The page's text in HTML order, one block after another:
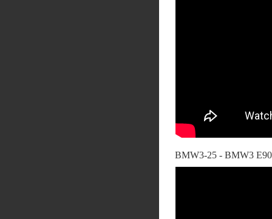
BMW3-25 - BMW3 E90